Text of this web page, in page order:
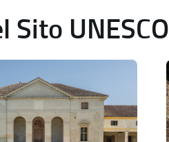
UNESCO